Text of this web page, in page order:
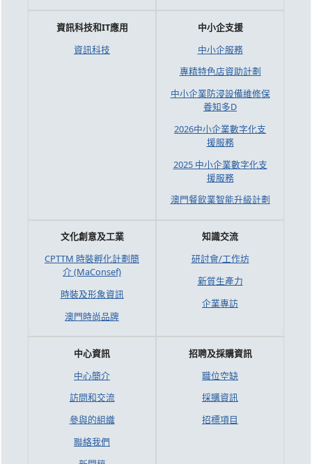
資訊科技和IT應用
資訊科技
中小企支援
中小企服務
專精特色店資助計劃
中小企業防浸設備維修保
養知多D
2026中小企業數字化支
援服務
2025 中小企業數字化支
援服務
澳門餐飲業智能升級計劃
文化創意及工業
CPTTM 時裝孵化計劃簡
介 (MaConsef)
時裝及形象資訊
澳門時尚品牌
知識交流
研討會/工作坊
新質生產力
企業專訪
中心資訊
中心簡介
訪問和交流
參與的組織
聯絡我們
招聘及採購資訊
職位空缺
採購資訊
招標項目